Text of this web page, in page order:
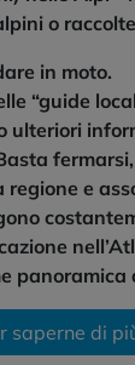
o
in moto.
“guide
ulteriori
regione e
panoramica
saperne di